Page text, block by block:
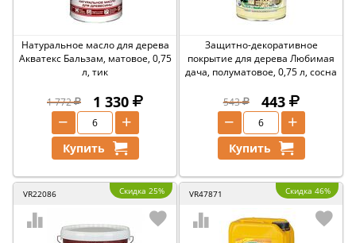
Натуральное масло для дерева
Акватекс Бальзам, матовое, 0,75
л, тик
1 772 1 330
+
−
Купить
Защитно-декоративное
покрытие для дерева Любимая
дача, полуматовое, 0,75 л, сосна
543 443
+
−
Купить
VR22086 Скидка 25% VR47871 Скидка 46%